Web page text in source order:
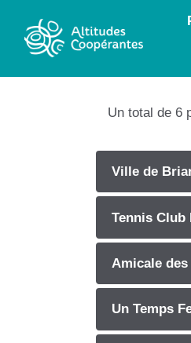
Aller au contenu principal
Un total de 6
Ville de
Tennis Club
Amicale
Un Temps